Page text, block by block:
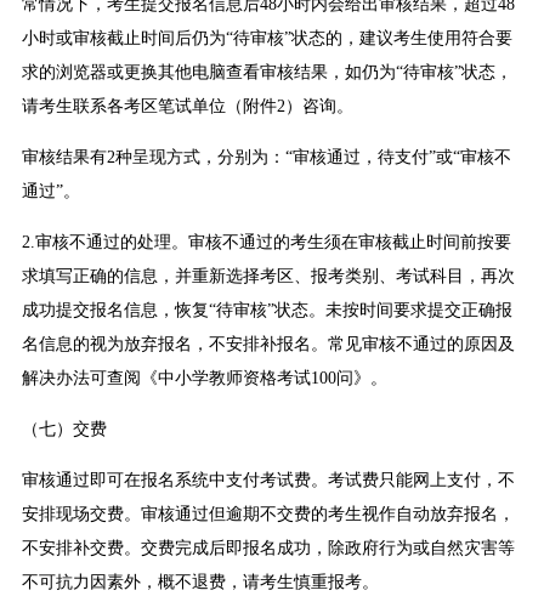
常情况下，考生提交报名信息后48小时内会给出审核结果，超过48
小时或审核截止时间后仍为“待审核”状态的，建议考生使用符合要
求的浏览器或更换其他电脑查看审核结果，如仍为“待审核”状态，
请考生联系各考区笔试单位（附件2）咨询。
审核结果有2种呈现方式，分别为：“审核通过，待支付”或“审核不
通过”。
2.审核不通过的处理。审核不通过的考生须在审核截止时间前按要
求填写正确的信息，并重新选择考区、报考类别、考试科目，再次
成功提交报名信息，恢复“待审核”状态。未按时间要求提交正确报
名信息的视为放弃报名，不安排补报名。常见审核不通过的原因及
解决办法可查阅《中小学教师资格考试100问》。
（七）交费
审核通过即可在报名系统中支付考试费。考试费只能网上支付，不
安排现场交费。审核通过但逾期不交费的考生视作自动放弃报名，
不安排补交费。交费完成后即报名成功，除政府行为或自然灾害等
不可抗力因素外，概不退费，请考生慎重报考。